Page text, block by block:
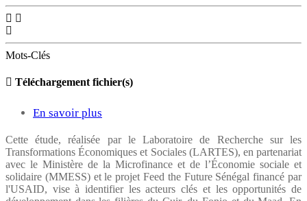
et
données
pour
une
approche
Mots-Clés
Téléchargement fichier(s)
En savoir plus
Accompagnement
stratégique
et
technique
Cette étude, réalisée par le Laboratoire de Recherche sur les
Transformations Économiques et Sociales (LARTES), en partenariat
avec le Ministère de la Microfinance et de l’Économie sociale et
solidaire (MMESS) et le projet Feed the Future Sénégal financé par
l'USAID, vise à identifier les acteurs clés et les opportunités de